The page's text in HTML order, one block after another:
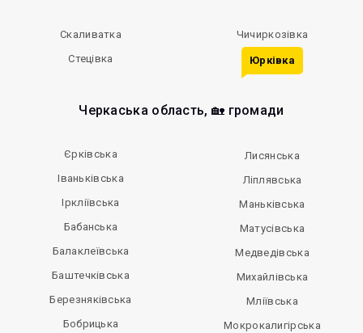
Скаливатка
Стецівка
Чичиркозівка
Юрківка
Черкаська область, 🏡 громади
Єрківська
Іваньківська
Іркліївська
Бабанська
Балаклеївська
Баштечківська
Березняківська
Бобрицька
Лисянська
Ліплявська
Маньківська
Матусівська
Медведівська
Михайлівська
Мліївська
Мокрокалигірська